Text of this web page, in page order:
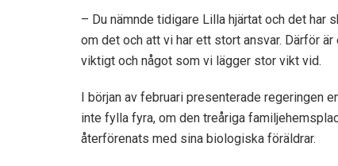
– Du nämnde tidigare Lilla hjärtat och det
om det och att vi har ett stort ansvar. Därför
viktigt och något som vi lägger stor vikt vid.
I början av februari presenterade regeringen
inte fylla fyra, om den treåriga
återförenats med sina biologiska föräldrar.